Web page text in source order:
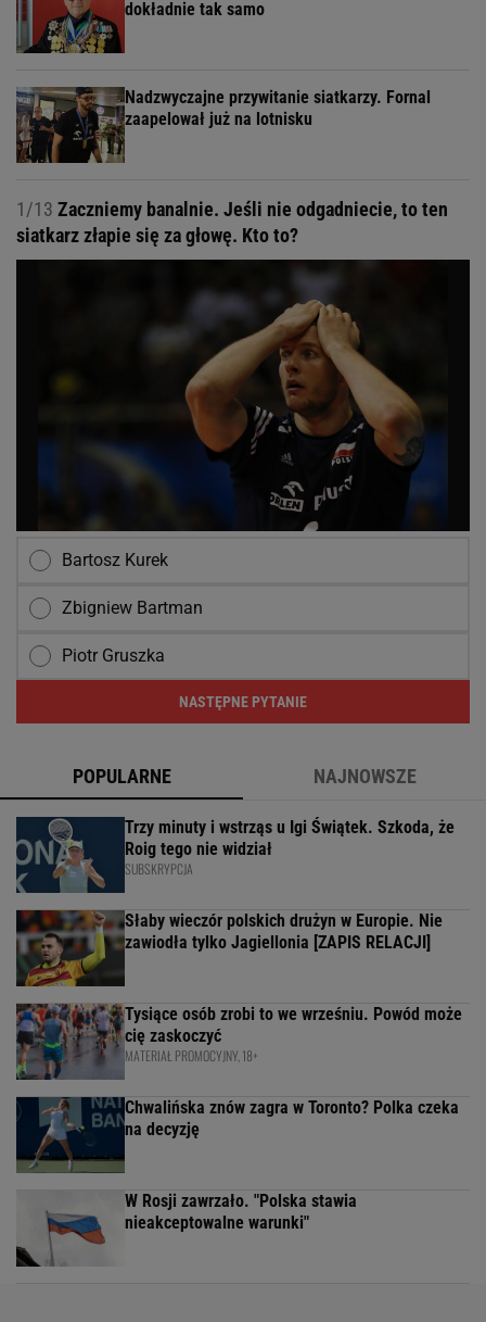
dokładnie tak samo
Nadzwyczajne przywitanie siatkarzy. Fornal
zaapelował już na lotnisku
1/13 Zaczniemy banalnie. Jeśli nie odgadniecie, to ten
siatkarz złapie się za głowę. Kto to?
Bartosz Kurek
Zbigniew Bartman
Piotr Gruszka
NASTĘPNE PYTANIE
POPULARNE NAJNOWSZE
Trzy minuty i wstrząs u Igi Świątek. Szkoda, że
Roig tego nie widział
SUBSKRYPCJA
Słaby wieczór polskich drużyn w Europie. Nie
zawiodła tylko Jagiellonia [ZAPIS RELACJI]
Tysiące osób zrobi to we wrześniu. Powód może
cię zaskoczyć
MATERIAŁ PROMOCYJNY, 18+
Chwalińska znów zagra w Toronto? Polka czeka
na decyzję
W Rosji zawrzało. "Polska stawia
nieakceptowalne warunki"